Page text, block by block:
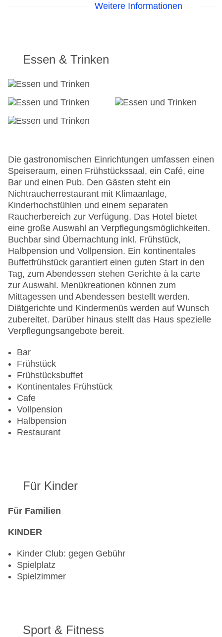
Geschäftlichem hilft das Business-Center gerne
Check-in von: 18:00:00
Check-out bis: 11:00:00
Garage
Garten: ohne Gebühr
Hotelsafe
Lift
Anzahl der Konferenzräume: 1
Anzahl der Aufzüge: 1
Haustiere
Zimmerservice
Sonnenterrasse: gegen Gebühr
Gesamtanzahl der Stockwerke: 3
Gesamtanzahl der Zimmer: 57
Pools:Indoor Pool, Outdoor Pool: ohne Gebühr,
Sonnenschirme am Pool, Liegen am Pool
Zahlungsarten: Diners Club, EC Maestro,
Mastercard, Visa
Landeskategorie: 4 Sterne
Weitere Informationen
Essen & Trinken
Die gastronomischen Einrichtungen umfassen einen
Speiseraum, einen Frühstückssaal, ein Café, eine
Bar und einen Pub. Den Gästen steht ein
Nichtraucherrestaurant mit Klimaanlage,
Kinderhochstühlen und einem separaten
Raucherbereich zur Verfügung. Das Hotel bietet
eine große Auswahl an Verpflegungsmöglichkeiten.
Buchbar sind Übernachtung inkl. Frühstück,
Halbpension und Vollpension. Ein kontinentales
Buffetfrühstück garantiert einen guten Start in den
Tag, zum Abendessen stehen Gerichte à la carte
zur Auswahl. Menükreationen können zum
Mittagessen und Abendessen bestellt werden.
Diätgerichte und Kindermenüs werden auf Wunsch
zubereitet. Darüber hinaus stellt das Haus spezielle
Verpflegungsangebote bereit.
Bar
Frühstück
Frühstücksbuffet
Kontinentales Frühstück
Cafe
Vollpension
Halbpension
Restaurant
Für Kinder
Für Familien
KINDER
Kinder Club: gegen Gebühr
Spielplatz
Spielzimmer
Sport & Fitness